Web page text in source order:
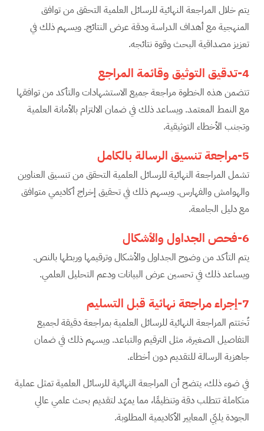
يتم خلال المراجعة النهائية للرسائل العلمية التحقق من توافق
المنهجية مع أهداف الدراسة ودقة عرض النتائج. ويسهم ذلك في
تعزيز مصداقية البحث وقوة نتائجه.
4-تدقيق التوثيق وقائمة المراجع
تتضمن هذه الخطوة مراجعة جميع الاستشهادات والتأكد من توافقها
مع النمط المعتمد. ويساعد ذلك في ضمان الالتزام بالأمانة العلمية
وتجنب الأخطاء التوثيقية.
5-مراجعة تنسيق الرسالة بالكامل
تشمل المراجعة النهائية للرسائل العلمية التحقق من تنسيق العناوين
والهوامش والفهارس. ويسهم ذلك في تحقيق إخراج أكاديمي متوافق
مع دليل الجامعة.
6-فحص الجداول والأشكال
يتم التأكد من وضوح الجداول والأشكال وترقيمها وربطها بالنص.
ويساعد ذلك في تحسين عرض البيانات ودعم التحليل العلمي.
7-إجراء مراجعة نهائية قبل التسليم
تُختتم المراجعة النهائية للرسائل العلمية بمراجعة دقيقة لجميع
التفاصيل الصغيرة، مثل الترقيم والتباعد. ويسهم ذلك في ضمان
جاهزية الرسالة للتقديم دون أخطاء.
في ضوء ذلك، يتضح أن المراجعة النهائية للرسائل العلمية تمثل عملية
متكاملة تتطلب دقة وتنظيمًا، مما يمهّد لتقديم بحث علمي عالي
الجودة يلبّي المعايير الأكاديمية المطلوبة.